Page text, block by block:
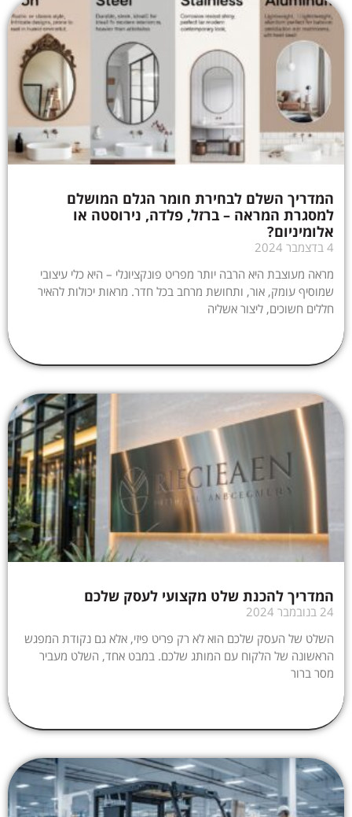
המדריך השלם לבחירת חומר הגלם המושלם
למסגרת המראה – ברזל, פלדה, נירוסטה או
אלומיניום?
4 בדצמבר 2024
מראה מעוצבת היא הרבה יותר מפריט פונקציונלי – היא כלי עיצובי
שמוסיף עומק, אור, ותחושת מרחב בכל חדר. מראות יכולות להאיר
חללים חשוכים, ליצור אשליה
המדריך להכנת שלט מקצועי לעסק שלכם
24 בנובמבר 2024
השלט של העסק שלכם הוא לא רק פריט פיזי, אלא גם נקודת המפגש
הראשונה של הלקוח עם המותג שלכם. במבט אחד, השלט מעביר
מסר ברור